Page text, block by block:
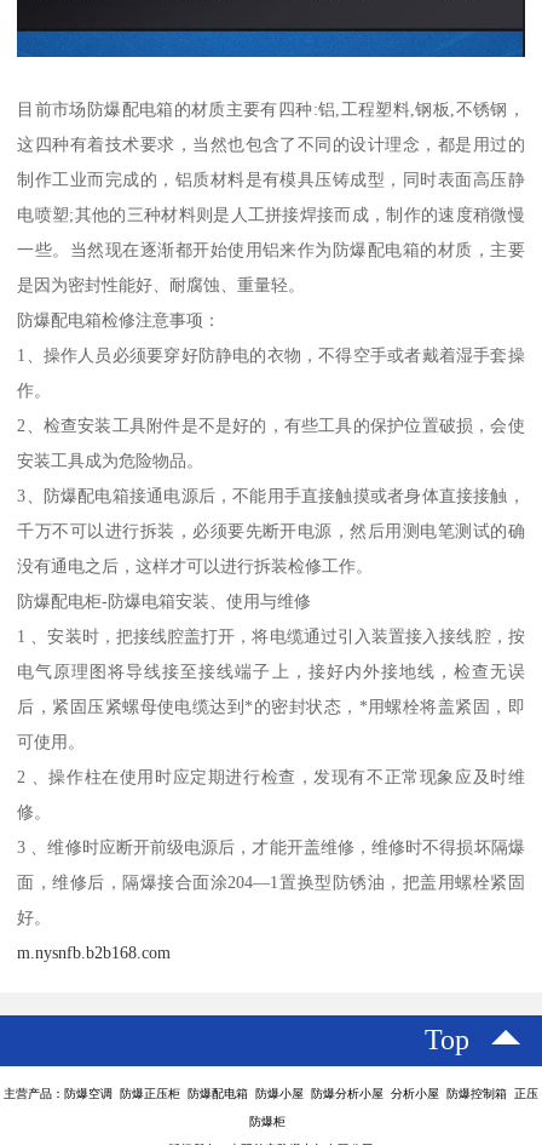
目前市场防爆配电箱的材质主要有四种:铝,工程塑料,钢板,不锈钢，
这四种有着技术要求，当然也包含了不同的设计理念，都是用过的
制作工业而完成的，铝质材料是有模具压铸成型，同时表面高压静
电喷塑;其他的三种材料则是人工拼接焊接而成，制作的速度稍微慢
一些。当然现在逐渐都开始使用铝来作为防爆配电箱的材质，主要
是因为密封性能好、耐腐蚀、重量轻。
防爆配电箱检修注意事项：
1、操作人员必须要穿好防静电的衣物，不得空手或者戴着湿手套操
作。
2、检查安装工具附件是不是好的，有些工具的保护位置破损，会使
安装工具成为危险物品。
3、防爆配电箱接通电源后，不能用手直接触摸或者身体直接接触，
千万不可以进行拆装，必须要先断开电源，然后用测电笔测试的确
没有通电之后，这样才可以进行拆装检修工作。
防爆配电柜-防爆电箱安装、使用与维修
1 、安装时，把接线腔盖打开，将电缆通过引入装置接入接线腔，按
电气原理图将导线接至接线端子上，接好内外接地线，检查无误
后，紧固压紧螺母使电缆达到*的密封状态，*用螺栓将盖紧固，即
可使用。
2 、操作柱在使用时应定期进行检查，发现有不正常现象应及时维
修。
3 、维修时应断开前级电源后，才能开盖维修，维修时不得损坏隔爆
面，维修后，隔爆接合面涂204—1置换型防锈油，把盖用螺栓紧固
好。
m.nysnfb.b2b168.com
Top
主营产品：防爆空调 防爆正压柜 防爆配电箱 防爆小屋 防爆分析小屋 分析小屋 防爆控制箱 正压
防爆柜